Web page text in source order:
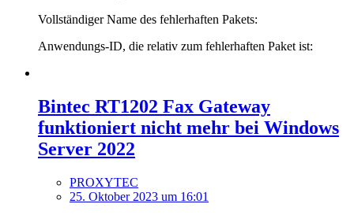
Vollständiger Name des fehlerhaften Pakets:
Anwendungs-ID, die relativ zum fehlerhaften Paket ist:
Bintec RT1202 Fax Gateway
funktioniert nicht mehr bei Windows
Server 2022
PROXYTEC
25. Oktober 2023 um 16:01